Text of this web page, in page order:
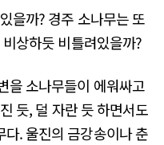
을까? 경주 소나무는 또
상하듯 비틀려있을까?
을 소나무들이 에워싸고
듯, 덜 자란 듯 하면서도
. 울진의 금강송이나 춘